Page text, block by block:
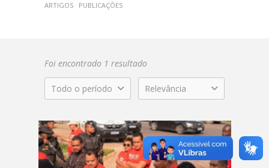
ARTIGOS
PUBLICAÇÕES
Foi encontrado 1 resultado
Todo o período Relevância